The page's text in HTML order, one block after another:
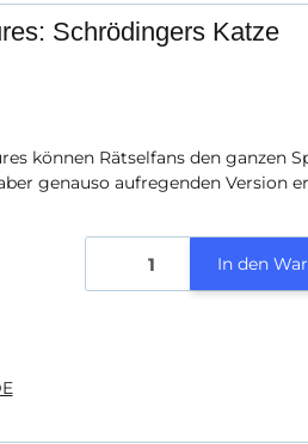
Schrödingers Katze
können Rätselfans den ganzen
genauso aufregenden Version
In den